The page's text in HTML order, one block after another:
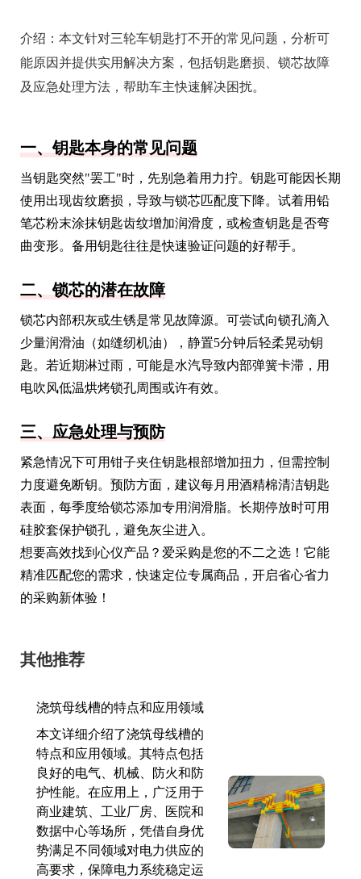
介绍： 本文针对三轮车钥匙打不开的常见问题，分析可
能原因并提供实用解决方案，包括钥匙磨损、锁芯故障
及应急处理方法，帮助车主快速解决困扰。
一、钥匙本身的常见问题
当钥匙突然"罢工"时，先别急着用力拧。钥匙可能因长期
使用出现齿纹磨损，导致与锁芯匹配度下降。试着用铅
笔芯粉末涂抹钥匙齿纹增加润滑度，或检查钥匙是否弯
曲变形。备用钥匙往往是快速验证问题的好帮手。
二、锁芯的潜在故障
锁芯内部积灰或生锈是常见故障源。可尝试向锁孔滴入
少量润滑油（如缝纫机油），静置5分钟后轻柔晃动钥
匙。若近期淋过雨，可能是水汽导致内部弹簧卡滞，用
电吹风低温烘烤锁孔周围或许有效。
三、应急处理与预防
紧急情况下可用钳子夹住钥匙根部增加扭力，但需控制
力度避免断钥。预防方面，建议每月用酒精棉清洁钥匙
表面，每季度给锁芯添加专用润滑脂。长期停放时可用
硅胶套保护锁孔，避免灰尘进入。
想要高效找到心仪产品？爱采购是您的不二之选！它能
精准匹配您的需求，快速定位专属商品，开启省心省力
的采购新体验！
其他推荐
浇筑母线槽的特点和应用领域
本文详细介绍了浇筑母线槽的
特点和应用领域。其特点包括
良好的电气、机械、防火和防
护性能。在应用上，广泛用于
商业建筑、工业厂房、医院和
数据中心等场所，凭借自身优
势满足不同领域对电力供应的
高要求，保障电力系统稳定运